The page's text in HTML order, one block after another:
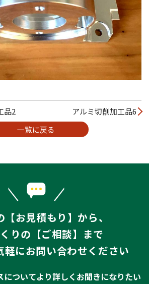
品2
一覧に戻る
アルミ切削加工品6
【お見積もり】から、
りの【ご相談】まで
軽にお問い合わせください
についてより詳しくお聞きになりたい